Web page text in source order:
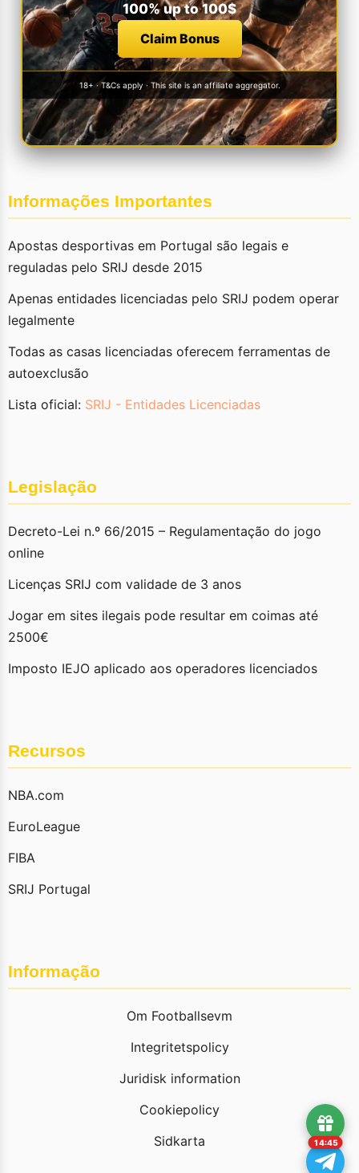
100% up to 100$
Claim Bonus
18+ · T&Cs apply · This site is an affiliate aggregator.
Informações Importantes
Apostas desportivas em Portugal são legais e
reguladas pelo SRIJ desde 2015
Apenas entidades licenciadas pelo SRIJ podem operar
legalmente
Todas as casas licenciadas oferecem ferramentas de
autoexclusão
Lista oficial: SRIJ - Entidades Licenciadas
Legislação
Decreto-Lei n.º 66/2015 – Regulamentação do jogo
online
Licenças SRIJ com validade de 3 anos
Jogar em sites ilegais pode resultar em coimas até
2500€
Imposto IEJO aplicado aos operadores licenciados
Recursos
NBA.com
EuroLeague
FIBA
SRIJ Portugal
Informação
Om Footballsevm
Integritetspolicy
Juridisk information
Cookiepolicy
Sidkarta
14:45